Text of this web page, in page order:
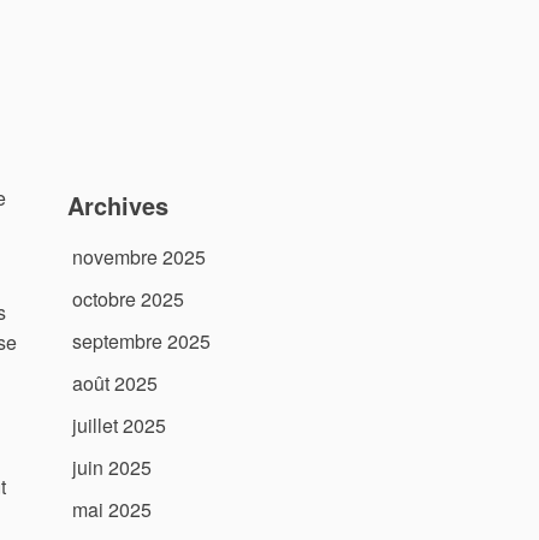
Archives
novembre 2025
octobre 2025
septembre 2025
août 2025
juillet 2025
juin 2025
mai 2025